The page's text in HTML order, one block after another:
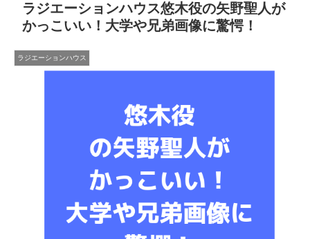
ラジエーションハウス悠木役の矢野聖人が
かっこいい！大学や兄弟画像に驚愕！
ラジエーションハウス